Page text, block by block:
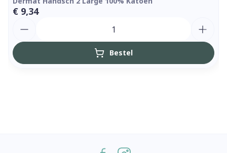
€ 9,34
Bestel